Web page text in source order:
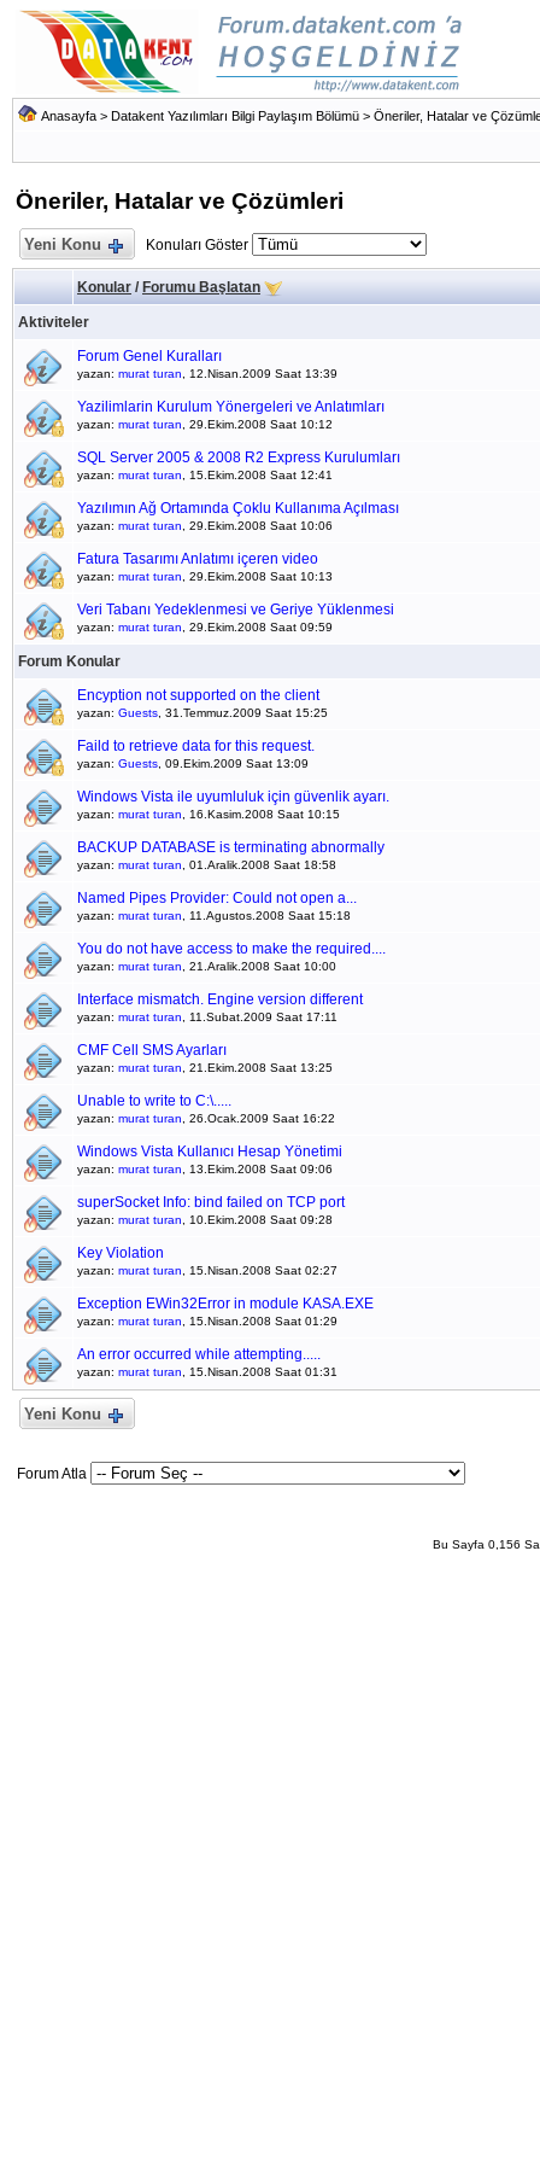
Anasayfa > Datakent Yazılımları Bilgi Paylaşım Bölümü > Öneriler, Hatalar ve
Öneriler, Hatalar ve Çözümleri
Yeni Konu Konuları Göster
Konular / Forumu Başlatan
Aktiviteler
Forum Genel Kuralları
yazan: murat turan , 12.Nisan.2009 Saat 13:39
Yazilimlarin Kurulum Yönergeleri ve Anlatımları
yazan: murat turan , 29.Ekim.2008 Saat 10:12
SQL Server 2005 & 2008 R2 Express Kurulumları
yazan: murat turan , 15.Ekim.2008 Saat 12:41
Yazılımın Ağ Ortamında Çoklu Kullanıma Açılması
yazan: murat turan , 29.Ekim.2008 Saat 10:06
Fatura Tasarımı Anlatımı içeren video
yazan: murat turan , 29.Ekim.2008 Saat 10:13
Veri Tabanı Yedeklenmesi ve Geriye Yüklenmesi
yazan: murat turan , 29.Ekim.2008 Saat 09:59
Forum Konular
Encyption not supported on the client
yazan: Guests , 31.Temmuz.2009 Saat 15:25
Faild to retrieve data for this request.
yazan: Guests , 09.Ekim.2009 Saat 13:09
Windows Vista ile uyumluluk için güvenlik ayarı.
yazan: murat turan , 16.Kasim.2008 Saat 10:15
BACKUP DATABASE is terminating abnormally
yazan: murat turan , 01.Aralik.2008 Saat 18:58
Named Pipes Provider: Could not open a...
yazan: murat turan , 11.Agustos.2008 Saat 15:18
You do not have access to make the required....
yazan: murat turan , 21.Aralik.2008 Saat 10:00
Interface mismatch. Engine version different
yazan: murat turan , 11.Subat.2009 Saat 17:11
CMF Cell SMS Ayarları
yazan: murat turan , 21.Ekim.2008 Saat 13:25
Unable to write to C:\.....
yazan: murat turan , 26.Ocak.2009 Saat 16:22
Windows Vista Kullanıcı Hesap Yönetimi
yazan: murat turan , 13.Ekim.2008 Saat 09:06
superSocket Info: bind failed on TCP port
yazan: murat turan , 10.Ekim.2008 Saat 09:28
Key Violation
yazan: murat turan , 15.Nisan.2008 Saat 02:27
Exception EWin32Error in module KASA.EXE
yazan: murat turan , 15.Nisan.2008 Saat 01:29
An error occurred while attempting.....
yazan: murat turan , 15.Nisan.2008 Saat 01:31
Yeni Konu
Forum Atla
Bu Sayfa 0,156